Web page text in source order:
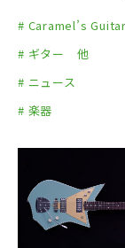
# Caramel’s
# ギター 他
# ニュース
# 楽器